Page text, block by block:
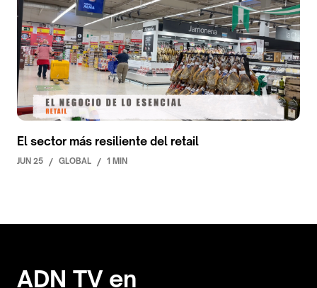
El sector más resiliente del retail
JUN 25 / GLOBAL / 1 MIN
ADN TV en